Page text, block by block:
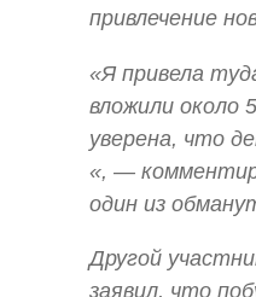
привлечение
«Я привела
вложили около
уверена, что
«, —
один из
Другой
заявил, что